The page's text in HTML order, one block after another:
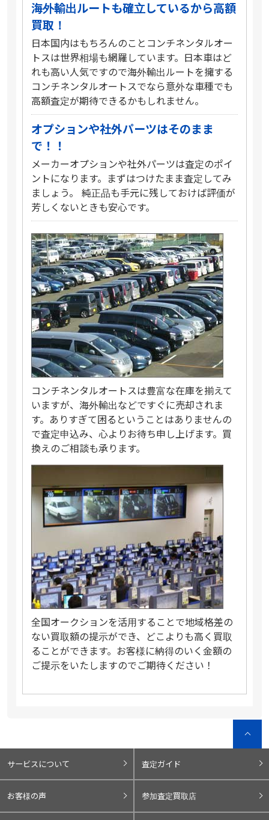
海外輸出ルートも確立しているから高額
買取！
日本国内はもちろんのことコンチネンタルオー
トスは世界相場も網羅しています。日本車はど
れも高い人気ですので海外輸出ルートを擁する
コンチネンタルオートスでなら意外な車種でも
高額査定が期待できるかもしれません。
オプションや社外パーツはそのまま
で！！
メーカーオプションや社外パーツは査定のポイ
ントになります。まずはつけたまま査定してみ
ましょう。 純正品も手元に残しておけば評価が
芳しくないときも安心です。
コンチネンタルオートスは豊富な在庫を揃えて
いますが、海外輸出などですぐに売却されま
す。ありすぎて困るということはありませんの
で査定申込み、心よりお待ち申し上げます。買
換えのご相談も承ります。
全国オークションを活用することで地域格差の
ない買取額の提示ができ、どこよりも高く買取
ることができます。お客様に納得のいく金額の
ご提示をいたしますのでご期待ください！
サービスについて 査定ガイド
お客様の声 参加査定買取店